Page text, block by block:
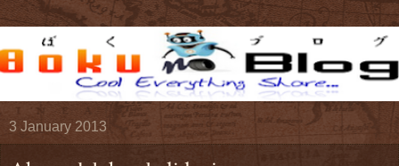
3 January 2013